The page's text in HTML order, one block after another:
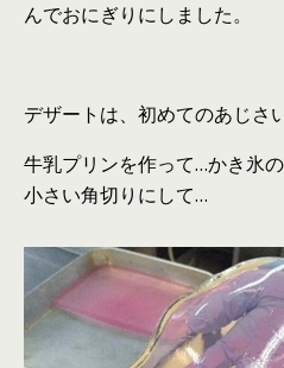
んでおにぎりにしました。
デザートは、初めてのあじさ
牛乳プリンを作って…かき氷
小さい角切りにして…